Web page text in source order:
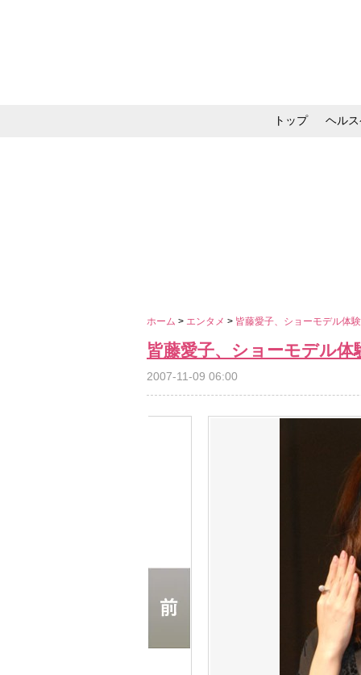
トップ ヘル
ホーム > エンタメ > 皆藤愛子、ショーモデル体
皆藤愛子、ショーモデル
2007-11-09 06:00